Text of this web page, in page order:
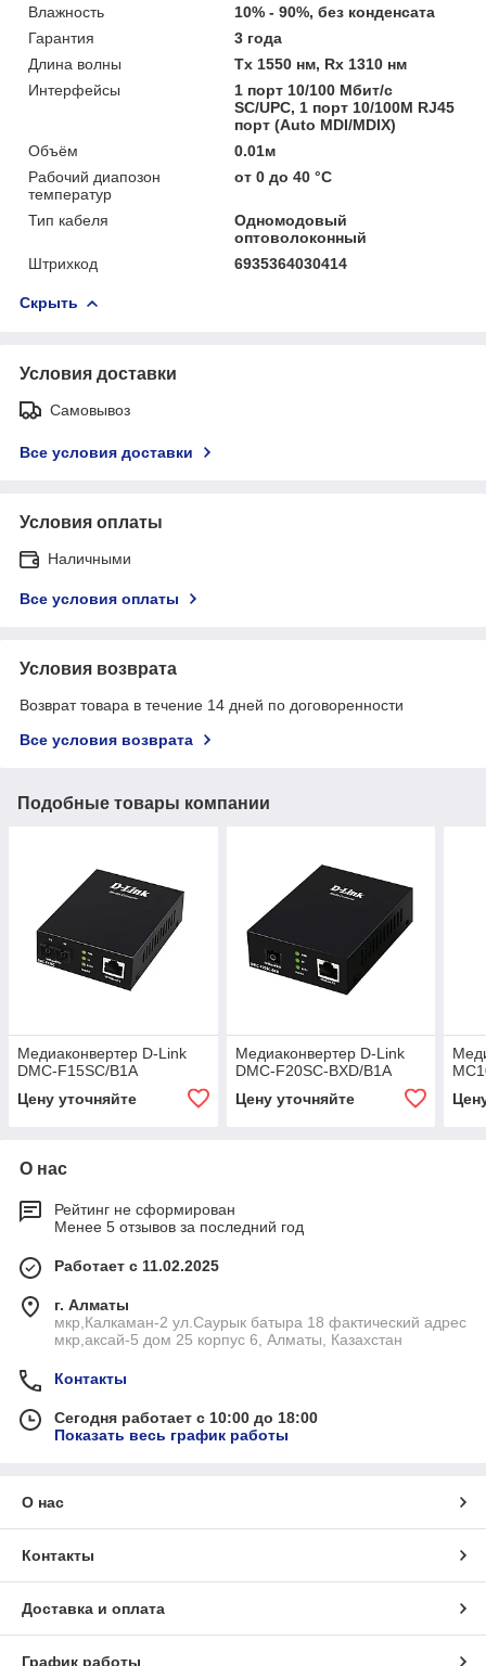
Влажность
10% - 90%, без конденсата
Гарантия
3 года
Длина волны
Tx 1550 нм, Rx 1310 нм
Интерфейсы
1 порт 10/100 Mбит/с
SC/UPC, 1 порт 10/100M RJ45
порт (Auto MDI/MDIX)
Объём
0.01м
Рабочий диапозон
температур
от 0 до 40 °С
Тип кабеля
Одномодовый
оптоволоконный
Штрихкод
6935364030414
Скрыть
Условия доставки
Самовывоз
Все условия доставки
Условия оплаты
Наличными
Все условия оплаты
Условия возврата
Возврат товара в течение 14 дней по договоренности
Все условия возврата
Подобные товары компании
Медиаконвертер D-Link
DMC-F15SC/B1A
Цену уточняйте
Медиаконвертер D-Link
DMC-F20SC-BXD/B1A
Цену уточняйте
О нас
Рейтинг не сформирован
Менее 5 отзывов за последний год
Работает с 11.02.2025
г. Алматы
мкр,Калкаман-2 ул.Саурык батыра 18 фактический адрес
мкр,аксай-5 дом 25 корпус 6, Алматы, Казахстан
Контакты
Сегодня работает с 10:00 до 18:00
Показать весь график работы
О нас
Контакты
Доставка и оплата
График работы